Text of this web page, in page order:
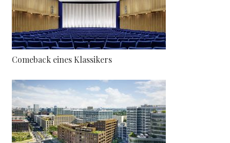
Comeback eines Klassikers